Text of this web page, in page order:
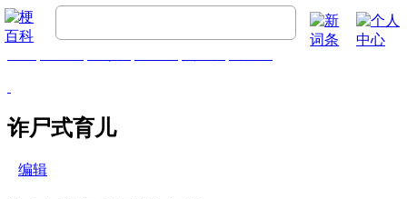
诈尸式育儿
编辑